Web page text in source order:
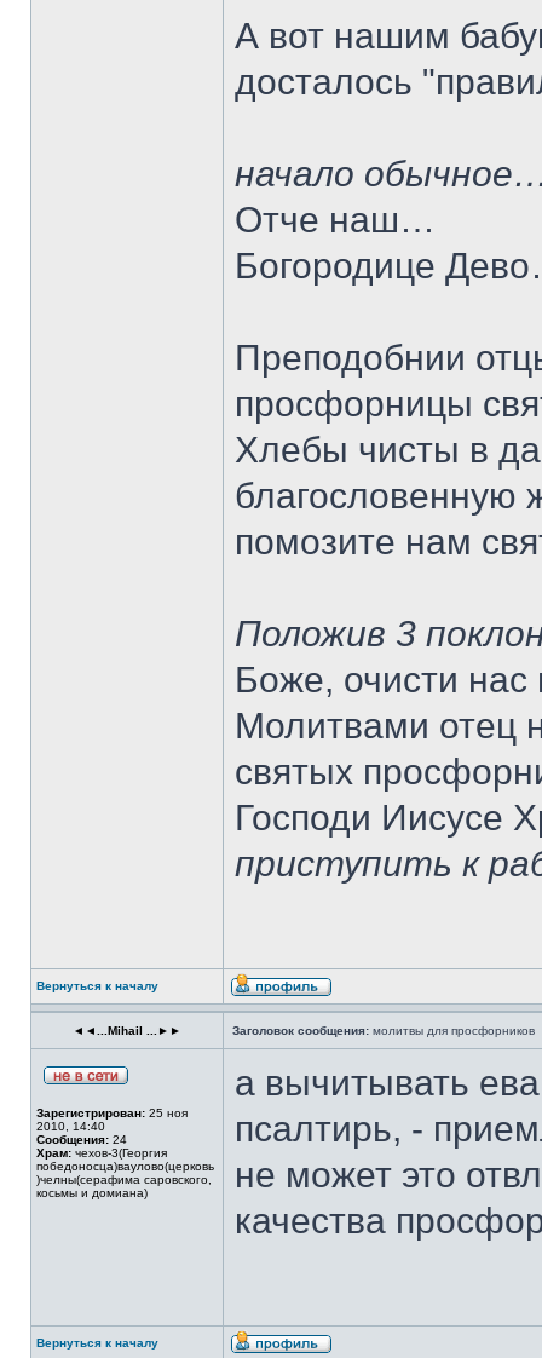
А вот нашим
досталось
начало
Отче наш…
Богородице
Преподобнии
просфорницы
Хлебы чисты в
благословенную
помозите нам
Положив 3
Боже, очисти
Молитвами отец
святых
Господи Иисусе
приступить к
Вернуться к началу
◄◄...Mihail ...►► Заголовок сообщения: молитвы для просфорников
Зарегистрирован: 25 ноя
2010, 14:40
Сообщения: 24
Храм: чехов-3(Георгия
победоносца)ваулово(церковь
)челны(серафима саровского,
косьмы и домиана)
а вычитывать
псалтирь, -
не может это
качества
Вернуться к началу